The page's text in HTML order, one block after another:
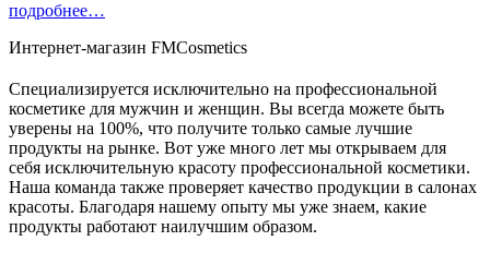
подробнее…
Интернет-магазин FMCosmetics
Специализируется исключительно на профессиональной
косметике для мужчин и женщин. Вы всегда можете быть
уверены на 100%, что получите только самые лучшие
продукты на рынке. Вот уже много лет мы открываем для
себя исключительную красоту профессиональной косметики.
Наша команда также проверяет качество продукции в салонах
красоты. Благодаря нашему опыту мы уже знаем, какие
продукты работают наилучшим образом.